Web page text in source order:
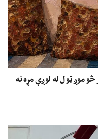
څو موږ ټول له لوږې مړه نه